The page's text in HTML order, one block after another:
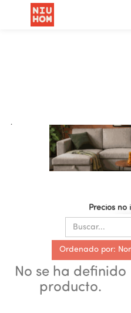
.
Precios no
Ordenado por:
No se ha definido
producto.